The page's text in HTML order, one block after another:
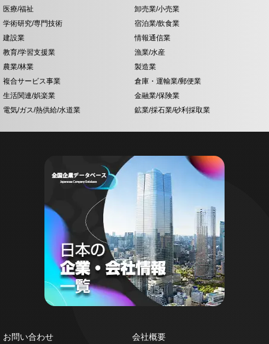
医療/福祉
卸売業/小売業
学術研究/専門技術
宿泊業/飲食業
建設業
情報通信業
教育/学習支援業
漁業/水産
農業/林業
製造業
複合サービス事業
倉庫・運輸業/郵便業
生活関連/娯楽業
金融業/保険業
電気/ガス/熱供給/水道業
鉱業/採石業/砂利採取業
お問い合わせ 会社概要